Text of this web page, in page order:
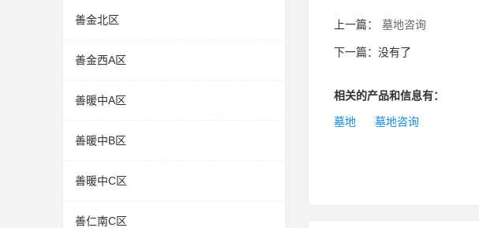
善金北区
善金西A区
善暖中A区
善暖中B区
善暖中C区
善仁南C区
上一篇： 墓地咨询
下一篇：没有了
相关的产品和信息有：
墓地 墓地咨询